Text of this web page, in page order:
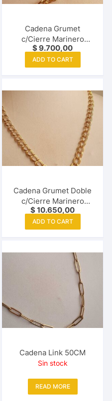
Cadena Grumet
c/Cierre Marinero
40CM
$9.700,00
ADD TO CART
Cadena Grumet Doble
c/Cierre Marinero
45CM
$10.650,00
ADD TO CART
Cadena Link 50CM
Sin stock
READ MORE